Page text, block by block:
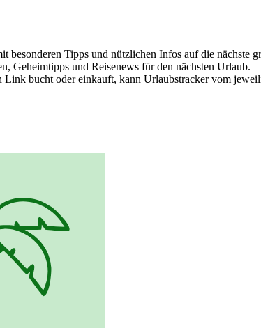
besonderen Tipps und nützlichen Infos auf die nächste
Geheimtipps und Reisenews für den nächsten Urlaub.
Link bucht oder einkauft, kann Urlaubstracker vom